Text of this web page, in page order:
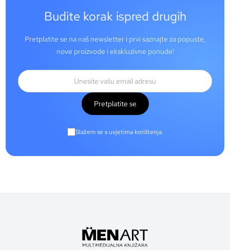
Budite korak ispred drugih
Pretplatite se na naš newsletter i prvi saznajte za popuste,
nove proizvode i ekskluzivne ponude!
Pretplatite se
Slažem se s uvjetima korištenja.